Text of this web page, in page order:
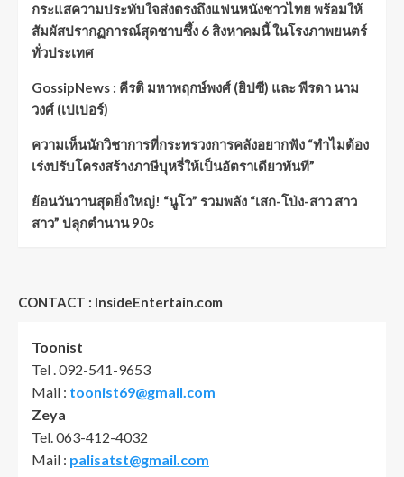
กระแสความประทับใจส่งตรงถึงแฟนหนังชาวไทย พร้อมให้
สัมผัสปรากฏการณ์สุดซาบซึ้ง 6 สิงหาคมนี้ ในโรงภาพยนตร์
ทั่วประเทศ
GossipNews : คีรติ มหาพฤกษ์พงศ์ (ยิปซี) และ พีรดา นาม
วงศ์ (เปเปอร์)
ความเห็นนักวิชาการที่กระทรวงการคลังอยากฟัง “ทำไมต้อง
เร่งปรับโครงสร้างภาษีบุหรี่ให้เป็นอัตราเดียวทันที”
ย้อนวันวานสุดยิ่งใหญ่! “นูโว” รวมพลัง “เสก-โป่ง-สาว สาว
สาว” ปลุกตำนาน 90s
CONTACT : InsideEntertain.com
Toonist
Tel . 092-541-9653
Mail : toonist69@gmail.com
Zeya
Tel. 063-412-4032
Mail : palisatst@gmail.com